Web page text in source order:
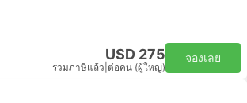
USD 275
รวมภาษีแล้ว ต่อคน (ผู้ใหญ่)
จองเลย